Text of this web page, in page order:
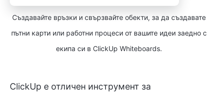
Създавайте връзки и свързвайте обекти, за да създавате
пътни карти или работни процеси от вашите идеи заедно с
екипа си в ClickUp Whiteboards.
ClickUp е отличен инструмент за